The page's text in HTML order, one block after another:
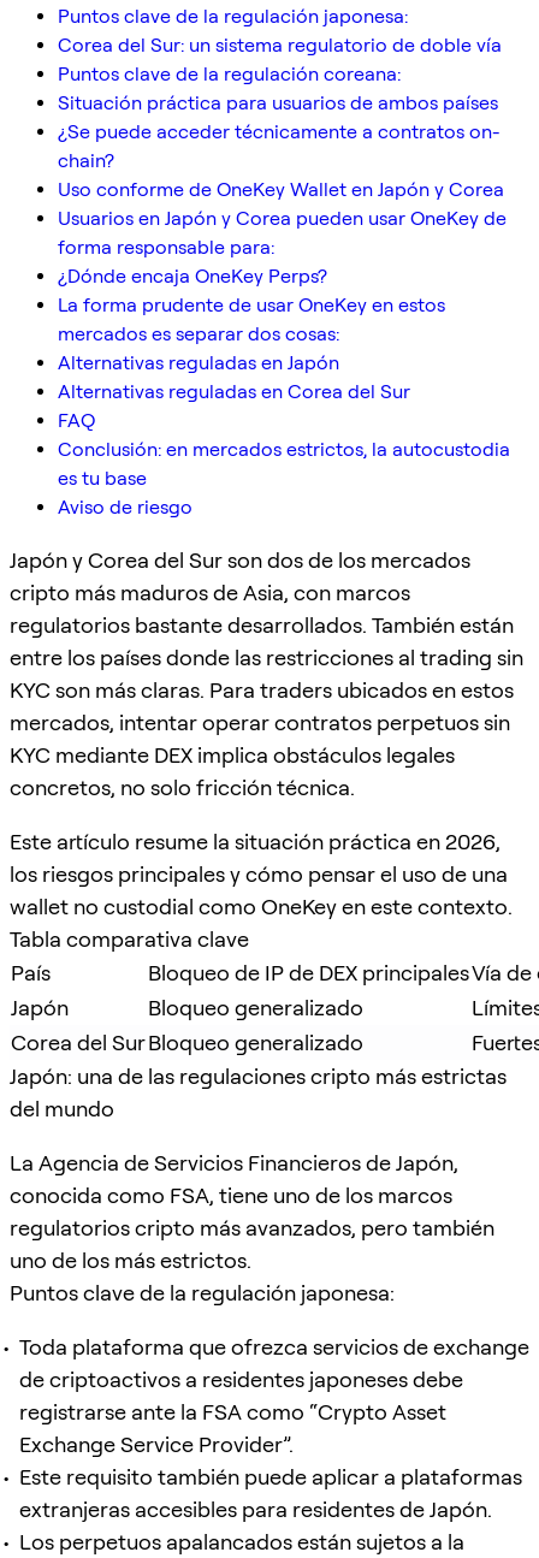
Puntos clave de la regulación japonesa:
Corea del Sur: un sistema regulatorio de doble vía
Puntos clave de la regulación coreana:
Situación práctica para usuarios de ambos países
¿Se puede acceder técnicamente a contratos on-
chain?
Uso conforme de OneKey Wallet en Japón y Corea
Usuarios en Japón y Corea pueden usar OneKey de
forma responsable para:
¿Dónde encaja OneKey Perps?
La forma prudente de usar OneKey en estos
mercados es separar dos cosas:
Alternativas reguladas en Japón
Alternativas reguladas en Corea del Sur
FAQ
Conclusión: en mercados estrictos, la autocustodia
es tu base
Aviso de riesgo
Japón y Corea del Sur son dos de los mercados
cripto más maduros de Asia, con marcos
regulatorios bastante desarrollados. También están
entre los países donde las restricciones al trading sin
KYC son más claras. Para traders ubicados en estos
mercados, intentar operar contratos perpetuos sin
KYC mediante DEX implica obstáculos legales
concretos, no solo fricción técnica.
Este artículo resume la situación práctica en 2026,
los riesgos principales y cómo pensar el uso de una
wallet no custodial como OneKey en este contexto.
Tabla comparativa clave
País
Bloqueo de IP de DEX principalesVía de
Japón
Bloqueo generalizado
Corea del SurBloqueo generalizado
Japón: una de las regulaciones cripto más estrictas
del mundo
La Agencia de Servicios Financieros de Japón,
conocida como FSA, tiene uno de los marcos
regulatorios cripto más avanzados, pero también
uno de los más estrictos.
Puntos clave de la regulación japonesa:
Toda plataforma que ofrezca servicios de exchange
de criptoactivos a residentes japoneses debe
registrarse ante la FSA como “Crypto Asset
Exchange Service Provider”.
Este requisito también puede aplicar a plataformas
extranjeras accesibles para residentes de Japón.
Los perpetuos apalancados están sujetos a la